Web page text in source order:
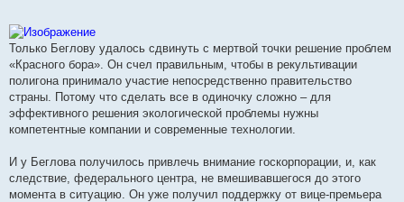
Только Беглову удалось сдвинуть с мертвой точки решение проблем
«Красного бора». Он счел правильным, чтобы в рекультивации
полигона принимало участие непосредственно правительство
страны. Потому что сделать все в одиночку сложно – для
эффективного решения экологической проблемы нужны
компетентные компании и современные технологии.
И у Беглова получилось привлечь внимание госкорпорации, и, как
следствие, федерального центра, не вмешивавшегося до этого
момента в ситуацию. Он уже получил поддержку от вице-премьера